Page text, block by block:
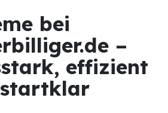
bei
–
effizient